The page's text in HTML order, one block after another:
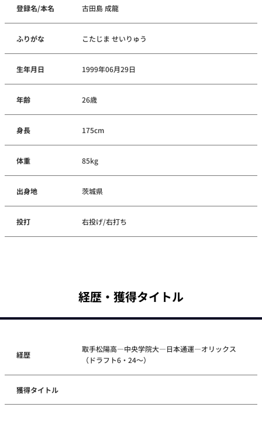
登録名/本名 古田島 成龍
ふりがな こたじま せいりゅう
生年月日 1999年06月29日
年齢 26歳
身長 175cm
体重 85kg
出身地 茨城県
投打 右投げ/右打ち
経歴・獲得タイトル
経歴
取手松陽高―中央学院大―日本通運―オリックス
（ドラフト6・24～）
獲得タイトル